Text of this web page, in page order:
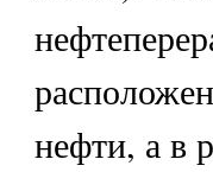
нефти, а в